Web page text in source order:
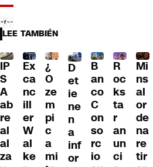
LEE TAMBIÉN
IP
S
A
ab
re
al
al
za
Ex
ca
nc
ill
er
W
al
ke
¿
O
ze
m
pi
c
a
mi
D
et
ie
ne
n
a
inf
or
B
an
co
C
on
so
rc
io
R
oc
ks
ta
r
an
un
ci
Mi
ns
al
or
de
na
re
tir